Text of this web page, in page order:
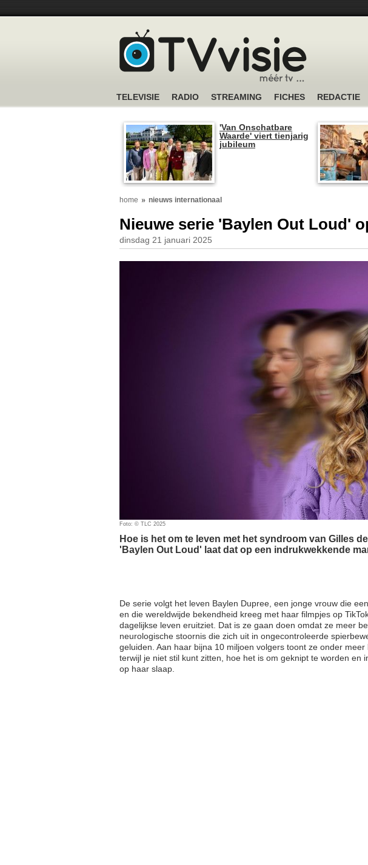
TELEVISIE RADIO STREAMING FICHES REDACTIE
'Van Onschatbare
Waarde' viert tienjarig
jubileum
home nieuws internationaal
Nieuwe serie 'Baylen Out Loud'
dinsdag 21 januari 2025
Foto: © TLC 2025
Hoe is het om te leven met het syndroom van Gilles
'Baylen Out Loud' laat dat op een indrukwekkende
De serie volgt het leven Baylen Dupree, een jonge vrouw die
en die wereldwijde bekendheid kreeg met haar filmpjes op
dagelijkse leven eruitziet. Dat is ze gaan doen omdat ze meer
neurologische stoornis die zich uit in ongecontroleerde
geluiden. Aan haar bijna 10 miljoen volgers toont ze onder
terwijl je niet stil kunt zitten, hoe het is om geknipt te worden en
op haar slaap.